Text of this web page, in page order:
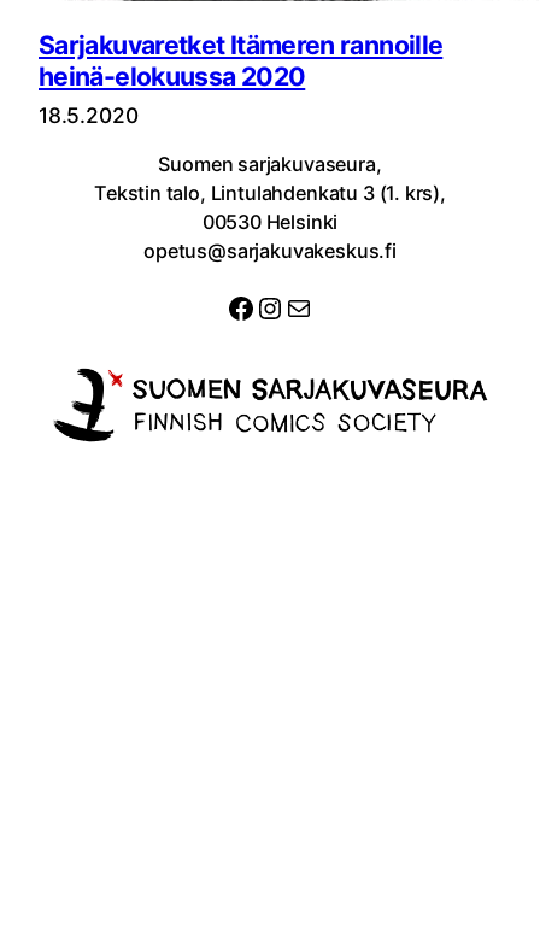
Sarjakuvaretket Itämeren rannoille
heinä-elokuussa 2020
18.5.2020
Suomen sarjakuvaseura,
Tekstin talo, Lintulahdenkatu 3 (1. krs),
00530 Helsinki
opetus@sarjakuvakeskus.fi
Facebook
Instagram
Sähköposti